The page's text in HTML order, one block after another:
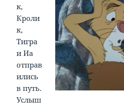
к,
Кроли
к,
Тигра
и Иа
отправ
ились
в путь.
Услыш